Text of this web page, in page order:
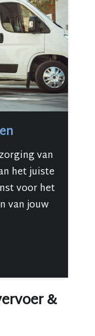
van
het juiste
voor het
van jouw
&